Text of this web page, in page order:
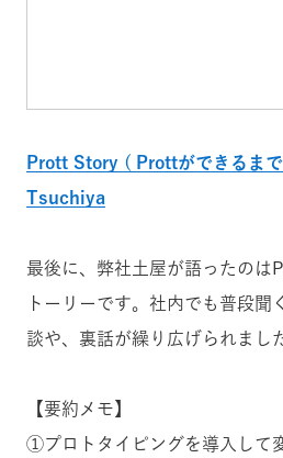
Prott Story ( Prottができるま
Tsuchiya
最後に、弊社土屋が語ったのは
トーリーです。社内でも普段聞
談や、裏話が繰り広げられまし
【要約メモ】
①プロトタイピングを導入して